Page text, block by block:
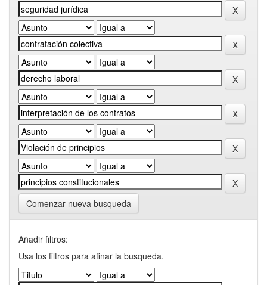
Comenzar nueva busqueda
Añadir filtros:
Usa los filtros para afinar la busqueda.